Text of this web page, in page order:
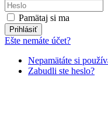
Pamätaj si ma
Prihlásiť
Ešte nemáte účet?
Nepamätáte si
Zabudli ste heslo?